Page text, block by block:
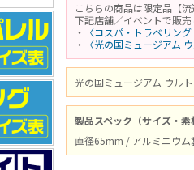
こちらの商品は限定品【流
下記店舗／イベントで販売
・
〈コスパ・トラベリン
・
〈光の国ミュージアム
光の国ミュージアム ウル
製品スペック（サイズ・素
直径65mm / アルミニウム